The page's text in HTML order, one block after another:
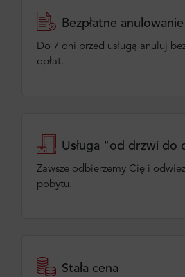
Bezpłatne
Do 7 dni przed usługą anuluj
opłat.
Usługa "od drzwi do
Zawsze odbierzemy Cię i
pobytu.
Stała cena